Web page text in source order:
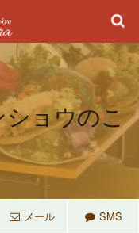
ョウのこ
メール SMS